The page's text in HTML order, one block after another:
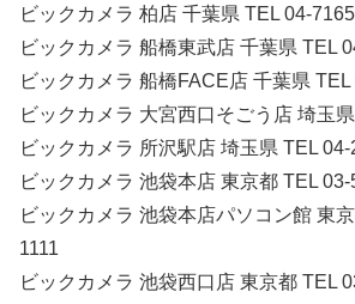
ビックカメラ 柏店 千葉県 TEL 04-
ビックカメラ 船橋東武店 千葉県 TEL
ビックカメラ 船橋FACE店 千葉県 TEL
ビックカメラ 大宮西口そごう店 埼玉
ビックカメラ 所沢駅店 埼玉県 TEL 04-
ビックカメラ 池袋本店 東京都 TEL 03-
ビックカメラ 池袋本店パソコン館 東
1111
ビックカメラ 池袋西口店 東京都 TEL